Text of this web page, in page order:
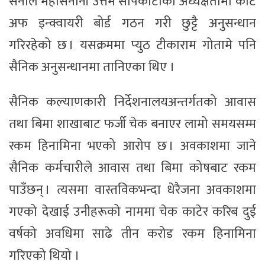
अफ इन्क्वायरी बोर्ड गठन गरी छुट्टै अनुसन्धान
गरिरहेको छ । यसक्रममा प्युठ टीकाराम गोतामे पनि
सैनिक अनुसन्धानमा तानिएका थिए ।
सैनिक कल्याणकारी निर्देशनालयअन्तर्गतको आवास
तथा बिमा शाखाबाट फर्जी चेक बनाएर लामो समयसम्म
रकम हिनामिना भएको आरोप छ । अवकाशमा जाने
सैनिक कर्मचारीले आवास तथा बिमा कोषबाट रकम
पाउँछन् । त्यसमा वास्तविकभन्दा धेरैजना अवकाशमा
गएको देखाई उनीहरूको नाममा चेक काटेर करिब दुई
वर्षको अवधिमा साढे तीन करोड रकम हिनामिना
गरिएको थियो ।